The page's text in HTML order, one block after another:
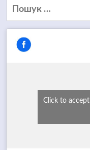
Пошук:
Click to